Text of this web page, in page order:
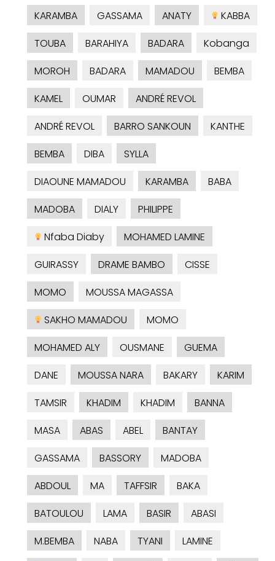
KARAMBA
GASSAMA ANATY
KABBA
TOUBA
BARAHIYA BADARA
Kobanga
MOROH
BADARA MAMADOU
BEMBA
KAMEL
OUMAR
ANDRÉ REVOL
ANDRÉ REVOL
BARRO SANKOUN
KANTHE
BEMBA
DIBA
SYLLA
DIAOUNE MAMADOU
KARAMBA
BABA
MADOBA
DIALY
PHILIPPE
Nfaba Diaby
MOHAMED LAMINE
GUIRASSY
DRAME BAMBO
CISSE
MOMO
MOUSSA MAGASSA
SAKHO MAMADOU
MOMO
MOHAMED ALY
OUSMANE
GUEMA
DANE
MOUSSA NARA BAKARY
KARIM
TAMSIR
KHADIM KHADIM
BANNA
MASA
ABAS ABEL
BANTAY
GASSAMA
BASSORY
MADOBA
ABDOUL
MA TAFFSIR
BAKA
BATOULOU
LAMA BASIR
ABASI
M.BEMBA
NABA TYANI
LAMINE